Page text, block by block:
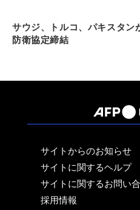
サウジ、トルコ、パキスタン
防衛協定締結
サイトからのお知らせ
サイトに関するヘルプ
サイトに関するお問い
採用情報